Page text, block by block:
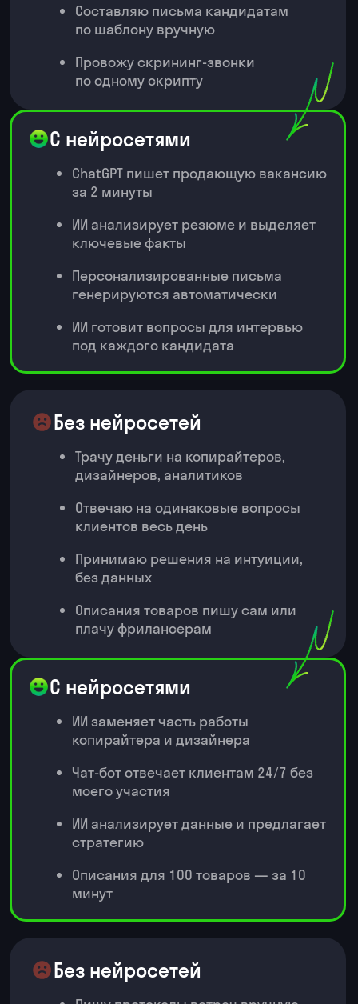
Узнаете, как превращать
данные в наглядные графики
и гистограммы с помощью ИИ
цель и аудиторию без ручного
дизайна
Научитесь формулировать
выводы и рекомендации
👾️ Автоматизация
рабочих процессов
1. Проектирование
автоматизации
Разберетесь, как находить
процессы, которые нужно
Начнете проектировать
и ИИ-шагов
от зон, где нужен человек,
и закладывать безопасную
архитектуру
автоматизация в Nodul
Aimylogic
Поймете, как собирать
и запускать бизнес-сценарии
Aimylogic
Сможете настраивать ИИ-агентов
под реальные рабочие задачи
и интегрировать различные
сервисы через API с помощью no-
code-инструментов
Подключите ИИ для анализа
данных, диалогов и ответов
🧩️ Решения на основе
данных с помощью
1. ИИ-критик для
управленческих решений
Узнаете, как настраивать ИИ для
SWOT-анализа и сравнения
альтернатив
Начнете анализировать риски
и сценарии развития решений
Поймете, как выбирать
оптимальное решение на основе
2. ИИ-коуч для защиты проектов
Начнете строить четкую
с помощью ИИ
к вопросам руководства
Научитесь итеративно улучшать
ответы и аргументы на основе
обратной связи
через 2 месяца